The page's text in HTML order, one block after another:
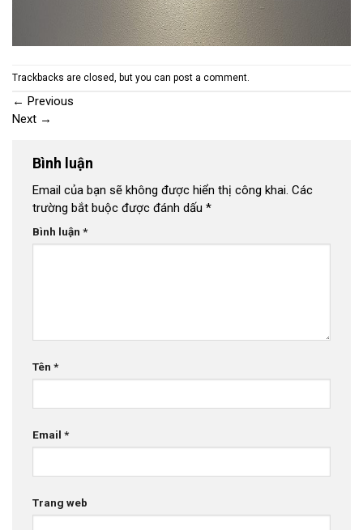
Trackbacks are closed, but you can post a comment.
← Previous
Next →
Bình luận
Email của bạn sẽ không được hiển thị công khai. Các
trường bắt buộc được đánh dấu *
Bình luận *
Tên *
Email *
Trang web